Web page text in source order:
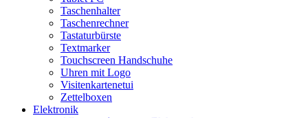
Taschenhalter
Taschenrechner
Tastaturbürste
Textmarker
Touchscreen Handschuhe
Uhren mit Logo
Visitenkartenetui
Zettelboxen
Elektronik